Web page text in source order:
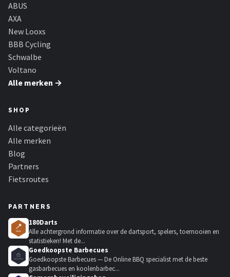
ABUS
AXA
New Looxs
BBB Cycling
Schwalbe
Voltano
Alle merken →
SHOP
Alle categorieën
Alle merken
Blog
Partners
Fietsroutes
PARTNERS
180Darts
Alle achtergrond informatie over de dartsport, spelers, toernooien en
statistieken! Met de...
Goedkoopste Barbecues
Goedkoopste Barbecues — De Online BBQ specialist met de beste
gasbarbecues en koolenbarbec...